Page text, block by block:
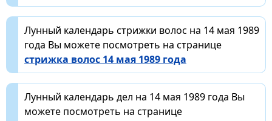
Лунный календарь стрижки волос на 14 мая 1989
года Вы можете посмотреть на странице
стрижка волос 14 мая 1989 года
Лунный календарь дел на 14 мая 1989 года Вы
можете посмотреть на странице